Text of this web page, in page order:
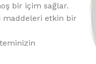
bir içim sağlar.
maddeleri etkin bir